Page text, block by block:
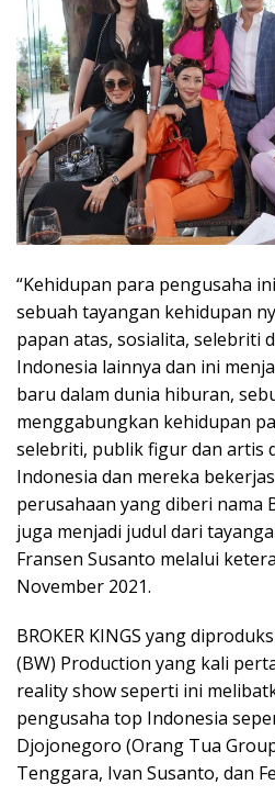
“Kehidupan para pengusaha
sebuah tayangan kehidupan
papan atas, sosialita, selebriti
Indonesia lainnya dan ini
baru dalam dunia hiburan,
menggabungkan kehidupan
selebriti, publik figur dan artis
Indonesia dan mereka
perusahaan yang diberi nama
juga menjadi judul dari
Fransen Susanto melalui
November 2021.
BROKER KINGS yang
(BW) Production yang kali
reality show seperti ini
pengusaha top Indonesia
Djojonegoro (Orang Tua
Tenggara, Ivan Susanto, dan